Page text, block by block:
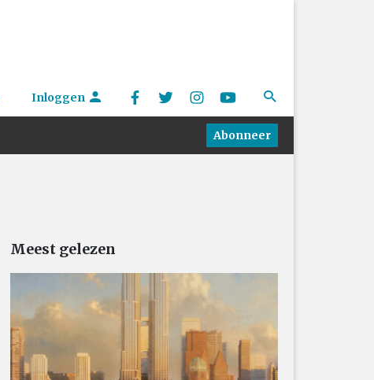
Inloggen
Abonneer
Meest gelezen